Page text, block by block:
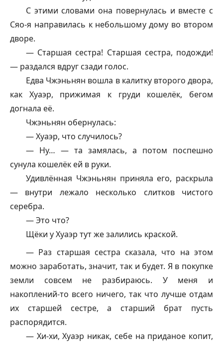
С этими словами она повернулась и вместе с
Сяо-я направилась к небольшому дому во втором
дворе.
— Старшая сестра! Старшая сестра, подожди!
— раздался вдруг сзади голос.
Едва Чжэньнян вошла в калитку второго двора,
как Хуаэр, прижимая к груди кошелёк, бегом
догнала её.
Чжэньнян обернулась:
— Хуаэр, что случилось?
— Ну… — та замялась, а потом поспешно
сунула кошелёк ей в руки.
Удивлённая Чжэньнян приняла его, раскрыла
— внутри лежало несколько слитков чистого
серебра.
— Это что?
Щёки у Хуаэр тут же залились краской.
— Раз старшая сестра сказала, что на этом
можно заработать, значит, так и будет. Я в покупке
земли совсем не разбираюсь. У меня и
накоплений-то всего ничего, так что лучше отдам
их старшей сестре, а старший брат пусть
распорядится.
— Хи-хи, Хуаэр никак, себе на приданое копит,